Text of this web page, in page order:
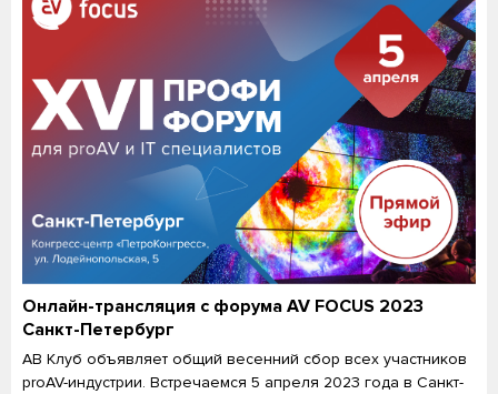
Онлайн-трансляция с форума AV FOCUS 2023
Санкт-Петербург
АВ Клуб объявляет общий весенний сбор всех участников
proAV-индустрии. Встречаемся 5 апреля 2023 года в Санкт-